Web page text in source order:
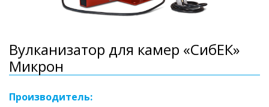
Вулканизатор для камер «СибЕК»
Микрон
Производитель: